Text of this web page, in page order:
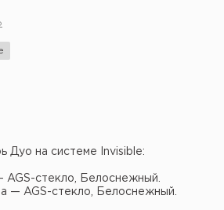
Дуо на системе Invisible:
AGS-стекло, Белоснежный.
— AGS-стекло, Белоснежный.